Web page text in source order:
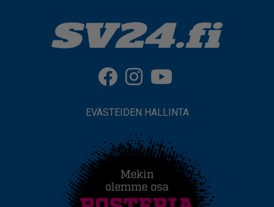
EVÄSTEIDEN HALLINTA